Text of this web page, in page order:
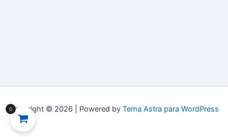
Copyright © 2026 | Powered by Tema Astra para WordPress
0